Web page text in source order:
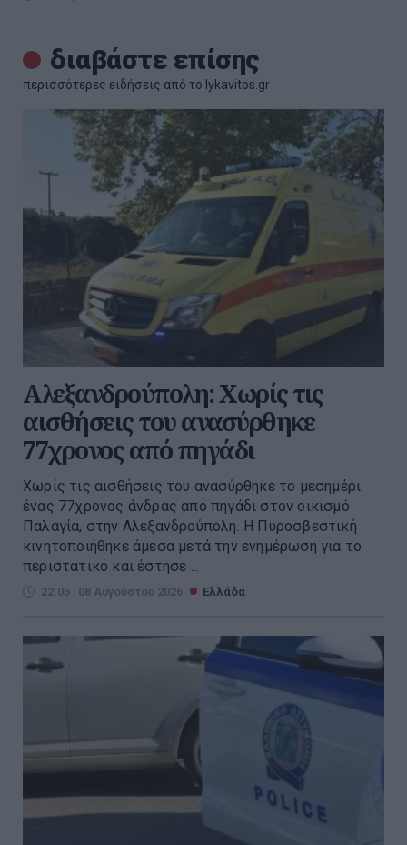
διαβάστε επίσης
περισσότερες ειδήσεις από το lykavitos.gr
Αλεξανδρούπολη: Χωρίς τις
αισθήσεις του ανασύρθηκε
77χρονος από πηγάδι
Χωρίς τις αισθήσεις του ανασύρθηκε το μεσημέρι
ένας 77χρονος άνδρας από πηγάδι στον οικισμό
Παλαγία, στην Αλεξανδρούπολη. Η Πυροσβεστική
κινητοποιήθηκε άμεσα μετά την ενημέρωση για το
περιστατικό και έστησε ...
22:05 | 08 Αυγούστου 2026 Ελλάδα